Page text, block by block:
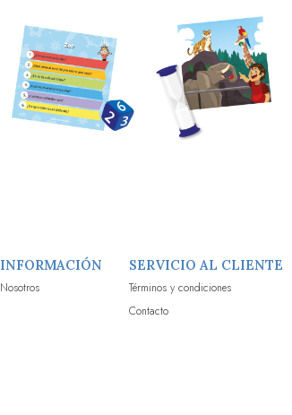
INFORMACIÓN
Nosotros
SERVICIO AL CLIENTE
Términos y condiciones
Contacto